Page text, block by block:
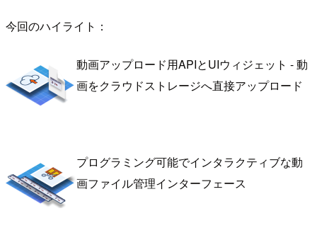
今回のハイライト：
動画アップロード用APIとUIウィジェット - 動
画をクラウドストレージへ直接アップロード
プログラミング可能でインタラクティブな動
画ファイル管理インターフェース